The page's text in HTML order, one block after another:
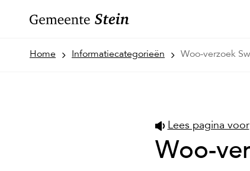
Home Informatiecategorieën Woo-verzoek
Lees pagina voor
Woo-